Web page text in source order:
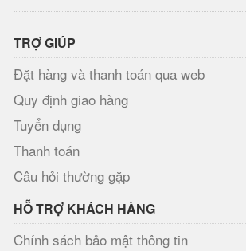
TRỢ GIÚP
Đặt hàng và thanh toán qua web
Quy định giao hàng
Tuyển dụng
Thanh toán
Câu hỏi thường gặp
HỖ TRỢ KHÁCH HÀNG
Chính sách bảo mật thông tin